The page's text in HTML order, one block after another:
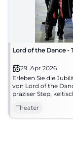
Lord of the Dance -
29. Apr 2026
Erleben Sie die
von Lord of the
präziser Step,
Energie. Ein Abend,
Rhythmus,
Theater